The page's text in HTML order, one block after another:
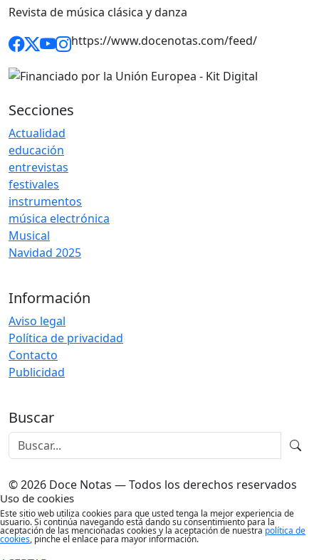
Revista de música clásica y danza
https://www.docenotas.com/feed/
Secciones
Actualidad
educación
entrevistas
festivales
instrumentos
música electrónica
Musical
Navidad 2025
Información
Aviso legal
Política de privacidad
Contacto
Publicidad
Buscar
© 2026 Doce Notas — Todos los derechos reservados
Uso de cookies
Este sitio web utiliza cookies para que usted tenga la mejor experiencia de
usuario. Si continúa navegando está dando su consentimiento para la
aceptación de las mencionadas cookies y la aceptación de nuestra política de
cookies, pinche el enlace para mayor información.